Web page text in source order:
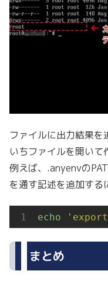
ファイルに出力結果
いちファイルを開いて
例えば、.anyenvの
を通す記述を追加する
echo 'export
まとめ